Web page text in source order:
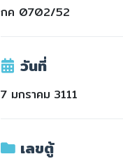
กค 0702/52
วันที่
7 มกราคม 3111
เลขตู้